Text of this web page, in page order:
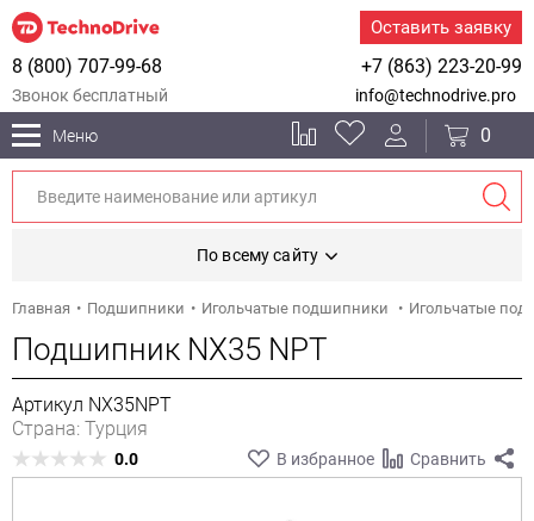
Оставить заявку
+7 (863) 223-20-99
8 (800) 707-99-68
Звонок бесплатный info@technodrive.pro
Меню 0
По всему сайту
Главная Подшипники Игольчатые подшипники Игольчатые
Подшипник NX35 NPT
Артикул NX35NPT
Страна: Турция
0.0 В избранное Сравнить